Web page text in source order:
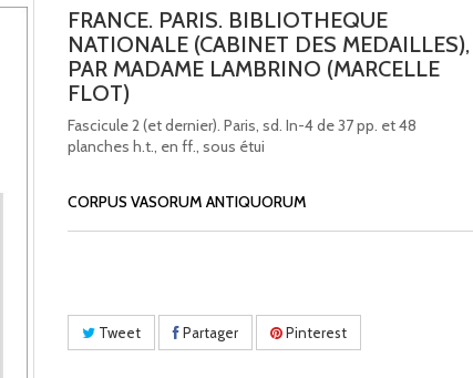
FRANCE. PARIS. BIBLIOTHEQUE
NATIONALE (CABINET DES MEDAILLES),
PAR MADAME LAMBRINO (MARCELLE
FLOT)
Fascicule 2 (et dernier). Paris, sd. In-4 de 37 pp. et 48
planches h.t., en ff., sous étui
CORPUS VASORUM ANTIQUORUM
Tweet Partager Pinterest